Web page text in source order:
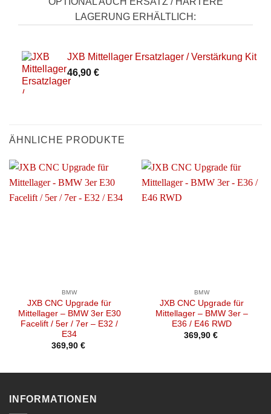
LAGERUNG ERHÄLTLICH:
JXB Mittellager Ersatzlager / Verstärkung Kit
46,90 €
ÄHNLICHE PRODUKTE
BMW
JXB CNC Upgrade für
Mittellager – BMW 3er E30
Facelift / 5er / 7er – E32 /
E34
369,90 €
BMW
JXB CNC Upgrade für
Mittellager – BMW 3er –
E36 / E46 RWD
369,90 €
INFORMATIONEN